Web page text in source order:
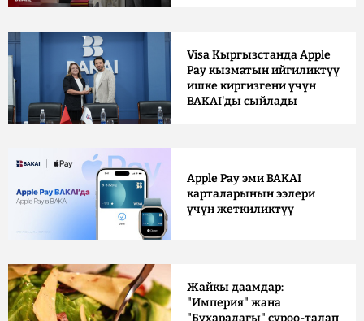
Visa Кыргызстанда Apple
Pay кызматын ийгиликтүү
ишке киргизгени үчүн
BAKAI'ды сыйлады
Apple Pay эми BAKAI
карталарынын ээлери
үчүн жеткиликтүү
Жайкы даамдар:
"Империя" жана
"Бухарадагы" суроо-талап